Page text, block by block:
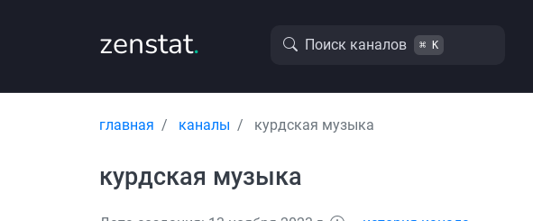
zenstat. Поиск каналов ⌘ K
главная каналы курдская музыка
курдская музыка